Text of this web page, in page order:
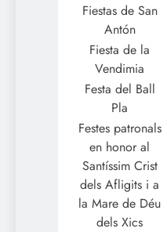
Fiestas de San
Antón
Fiesta de la
Vendimia
Festa del Ball
Pla
Festes patronals
en honor al
Santíssim Crist
dels Afligits i a
la Mare de Déu
dels Xics